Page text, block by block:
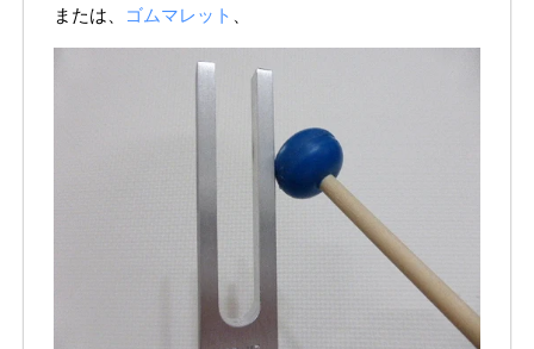
または、 ゴムマレット 、